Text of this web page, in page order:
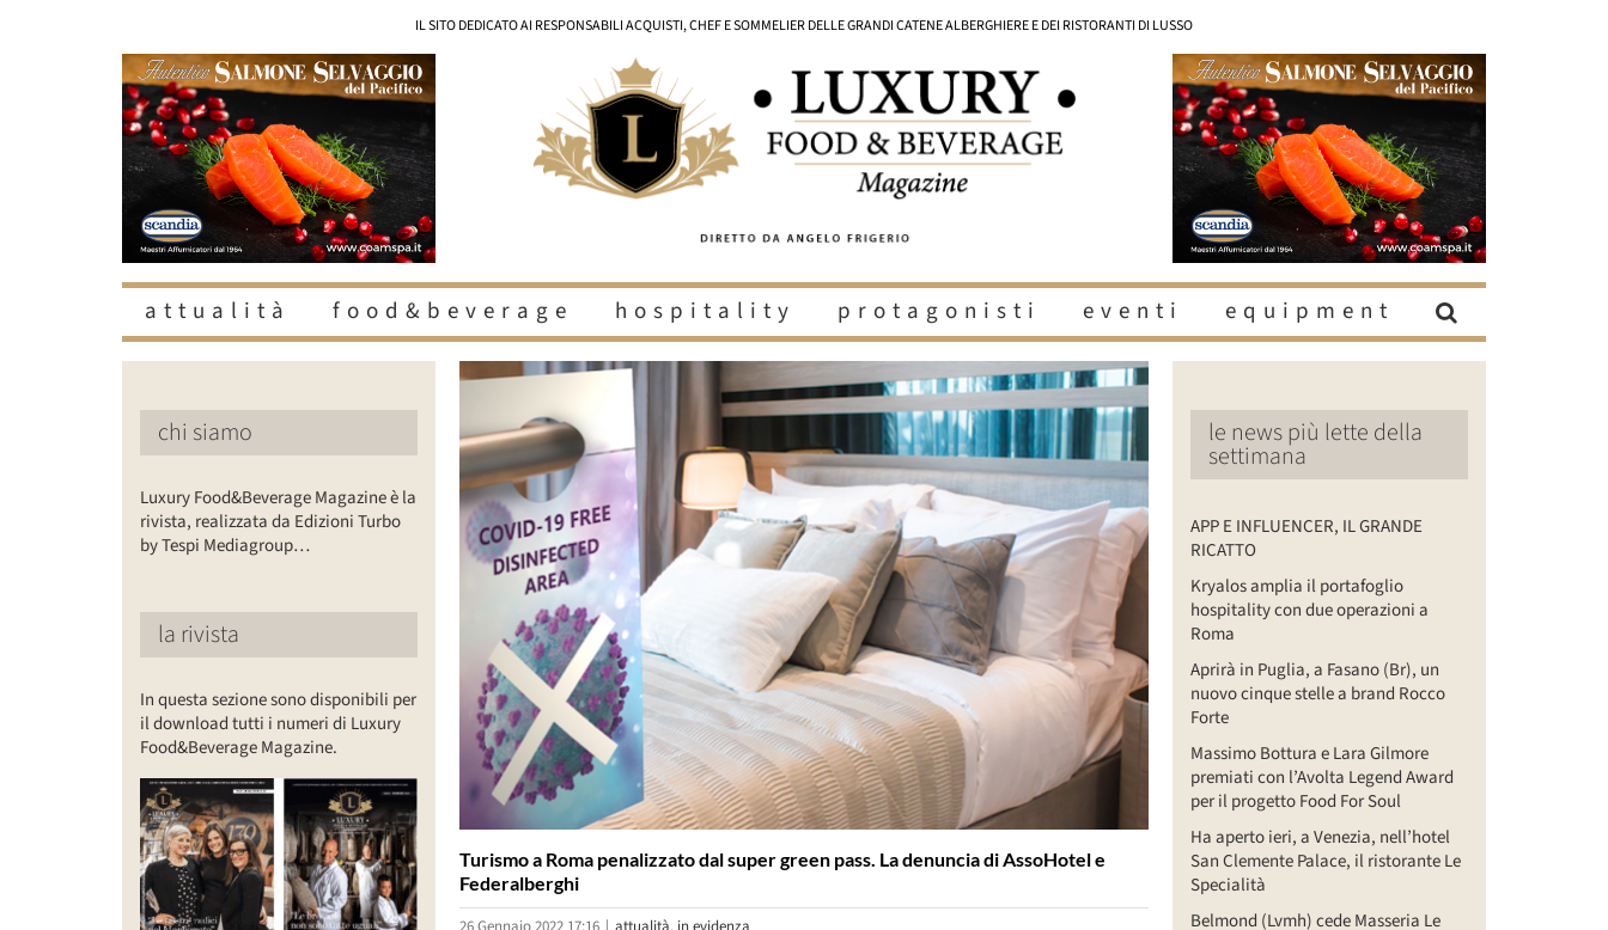
IL SITO DEDICATO AI RESPONSABILI ACQUISTI, CHEF E SOMMELIER DELLE GRANDI CATENE ALBERGHIERE E DEI RISTORANTI DI LUSSO
attualità food&beverage hospitality protagonisti eventi equipment
Ingrandisci
Turismo a Roma penalizzato dal super green pass. La denuncia di AssoHotel e
Federalberghi
chi siamo
Luxury Food&Beverage Magazine è la
rivista, realizzata da Edizioni Turbo
by Tespi Mediagroup…
la rivista
In questa sezione sono disponibili per
il download tutti i numeri di Luxury
Food&Beverage Magazine.
le news più lette della
settimana
APP E INFLUENCER, IL GRANDE
RICATTO
Kryalos amplia il portafoglio
hospitality con due operazioni a
Roma
Aprirà in Puglia, a Fasano (Br), un
nuovo cinque stelle a brand Rocco
Forte
Massimo Bottura e Lara Gilmore
premiati con l’Avolta Legend Award
per il progetto Food For Soul
Ha aperto ieri, a Venezia, nell’hotel
San Clemente Palace, il ristorante Le
Specialità
Belmond (Lvmh) cede Masseria Le